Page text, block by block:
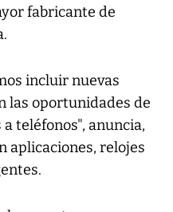
fabricante de
incluir nuevas
las oportunidades de
teléfonos", anuncia,
aplicaciones, relojes